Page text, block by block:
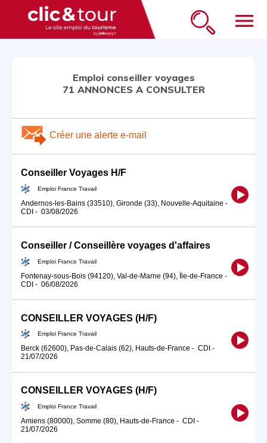
menu
Emploi conseiller voyages
71 ANNONCES A CONSULTER
Créer une alerte e-mail
Conseiller Voyages H/F
Emploi France Travail
Andernos-les-Bains (33510), Gironde (33), Nouvelle-Aquitaine -
CDI - 03/08/2026
Conseiller / Conseillère voyages d'affaires
Emploi France Travail
Fontenay-sous-Bois (94120), Val-de-Marne (94), Île-de-France -
CDI - 06/08/2026
CONSEILLER VOYAGES (H/F)
Emploi France Travail
Berck (62600), Pas-de-Calais (62), Hauts-de-France - CDI -
21/07/2026
CONSEILLER VOYAGES (H/F)
Emploi France Travail
Amiens (80000), Somme (80), Hauts-de-France - CDI -
21/07/2026